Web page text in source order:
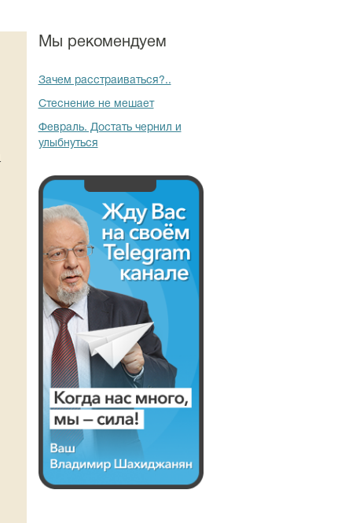
Мы рекомендуем
Зачем расстраиваться?..
Стеснение не мешает
Февраль. Достать чернил и
улыбнуться